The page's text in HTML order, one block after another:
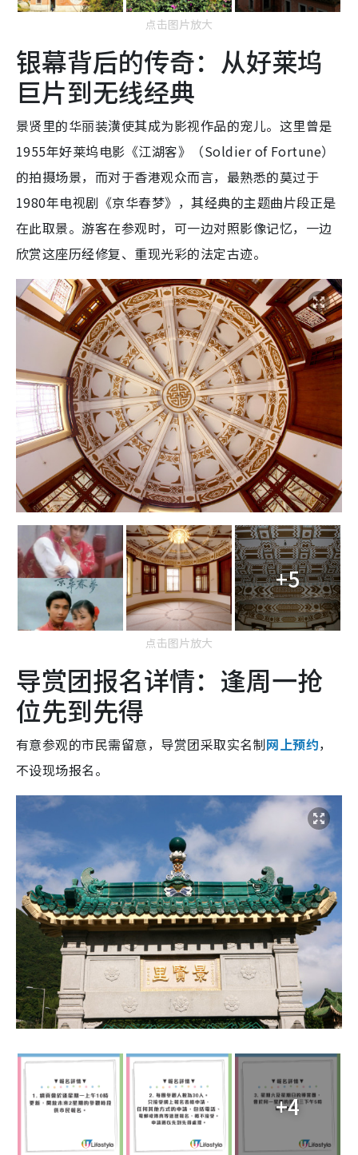
点击图片放大
银幕背后的传奇：从好莱坞
巨片到无线经典
景贤里的华丽装潢使其成为影视作品的宠儿。这里曾是
1955年好莱坞电影《江湖客》（Soldier of Fortune）
的拍摄场景，而对于香港观众而言，最熟悉的莫过于
1980年电视剧《京华春梦》，其经典的主题曲片段正是
在此取景。游客在参观时，可一边对照影像记忆，一边
欣赏这座历经修复、重现光彩的法定古迹。
+5
点击图片放大
导赏团报名详情：逢周一抢
位先到先得
有意参观的市民需留意，导赏团采取实名制网上预约，
不设现场报名。
+4